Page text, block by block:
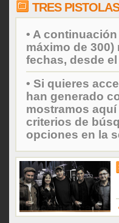
TRES PISTOLAS
• A
máximo de
fechas, desde
• Si quieres
han generado
mostramos
criterios de
opciones en la